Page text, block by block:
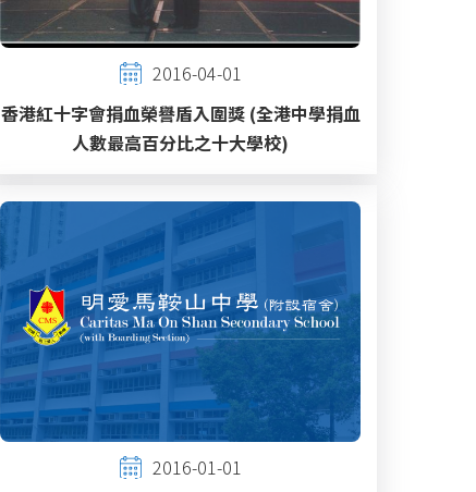
2016-04-01
香港紅十字會捐血榮譽盾入圍獎 (全港中學捐血
人數最高百分比之十大學校)
2016-01-01